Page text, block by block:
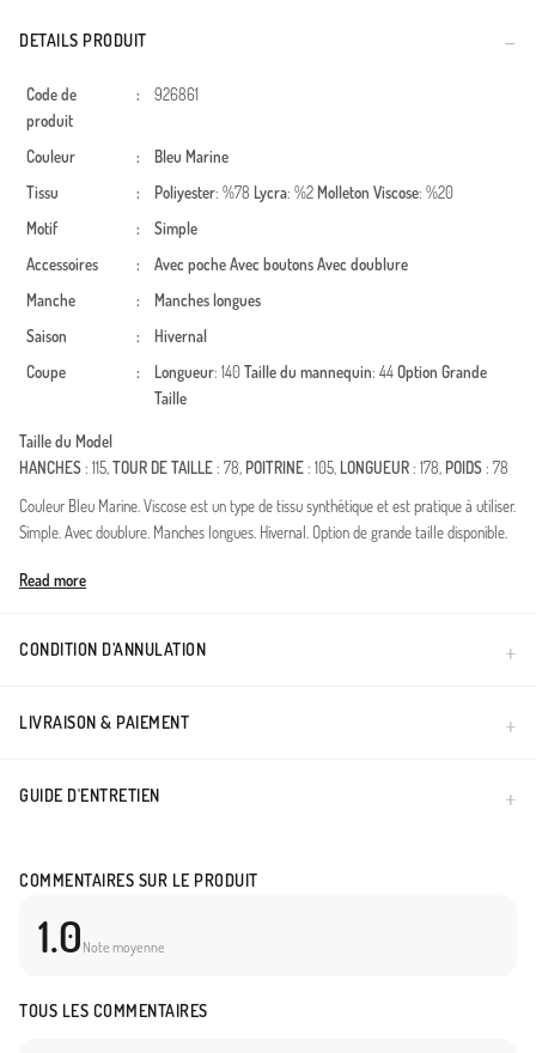
DETAILS PRODUIT
Code de
produit
: 926861
Couleur :
Bleu Marine
Tissu
: Poliyester: %78 Lycra: %2 Molleton Viscose: %20
Motif
:
Simple
Accessoires
: Avec pocheAvec boutonsAvec doublure
Manche
:
Manches longues
Saison
:
Hivernal
Coupe
: Longueur: 140Taille du mannequin: 44Option Grande
Taille
Taille du Model
HANCHES: 115,TOUR DE TAILLE: 78, POITRINE: 105, LONGUEUR: 178, POIDS: 78
Couleur Bleu Marine. Viscose est un type de tissu synthétique et est pratique à utiliser.
Simple. Avec doublure. Manches longues. Hivernal. Option de grande taille disponible.
Made in Türkiye
Read more
CONDITION D’ANNULATION
LIVRAISON & PAIEMENT
GUIDE D'ENTRETIEN
COMMENTAIRES SUR LE PRODUIT
1.0 Note moyenne
TOUS LES COMMENTAIRES